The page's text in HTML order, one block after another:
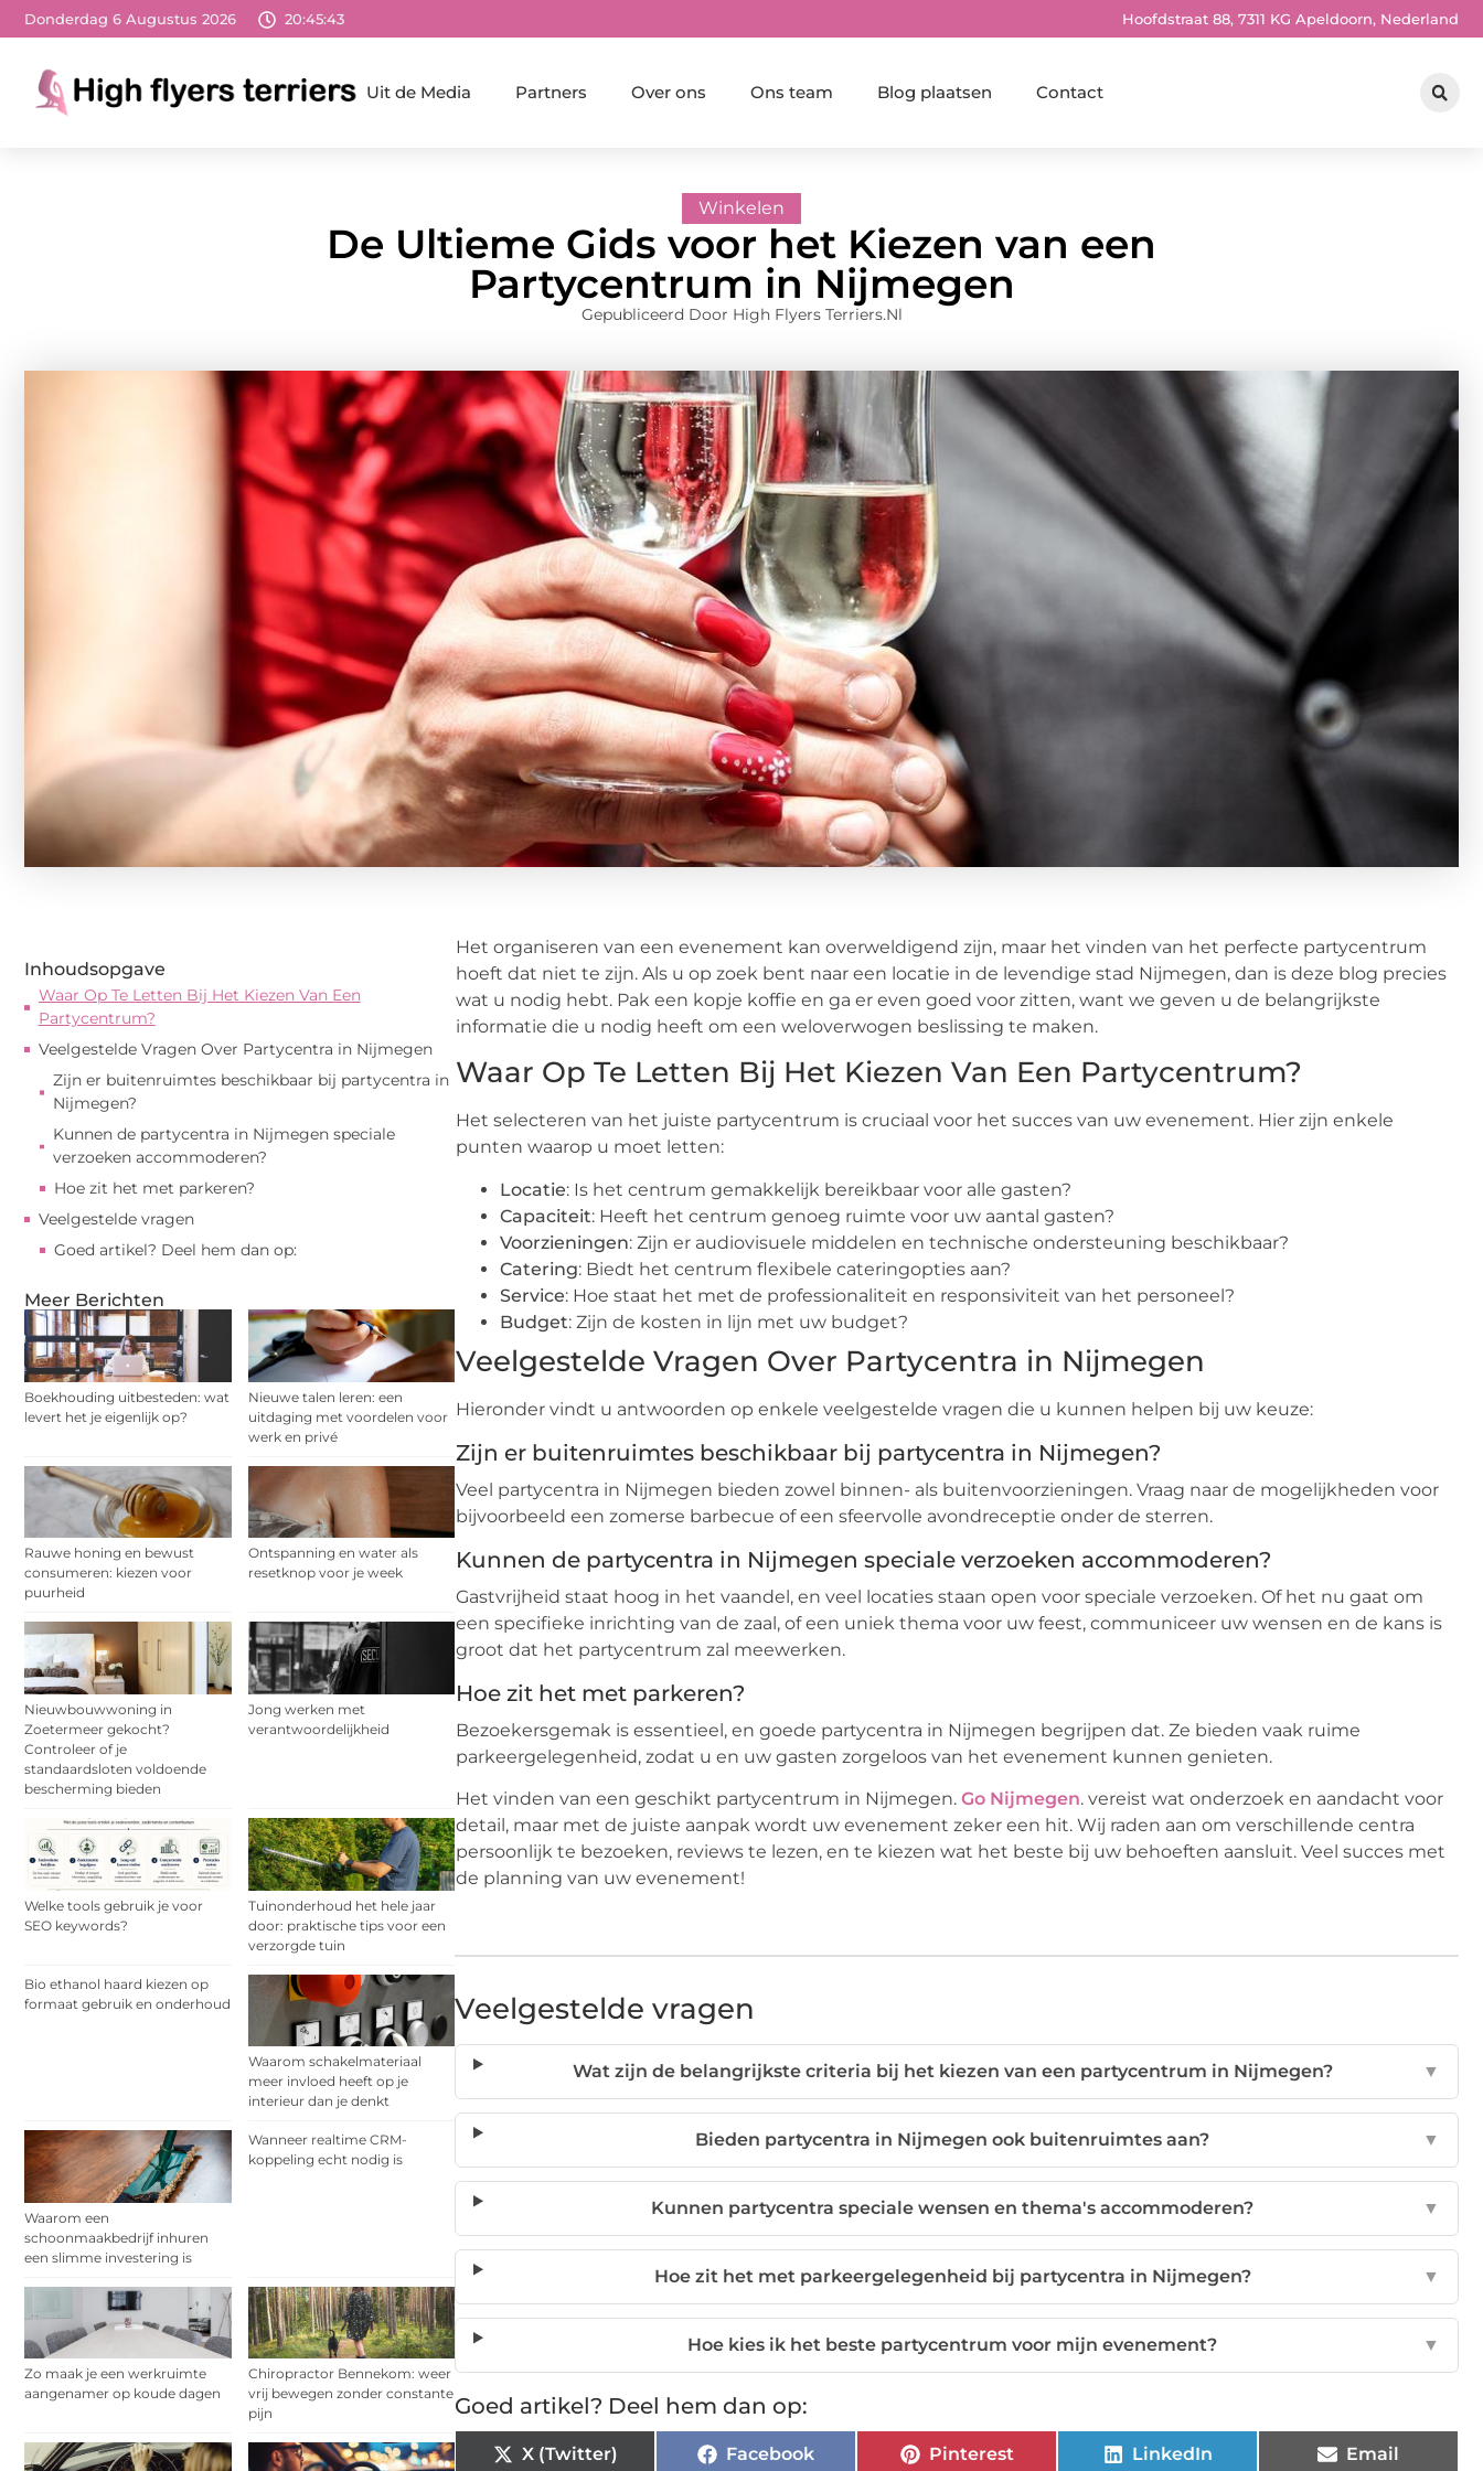
Donderdag 6 Augustus 2026 20:45:45 Hoofdstraat 88, 7311 KG Apeldoorn, Nederland
Uit de Media Partners Over ons Ons team Blog plaatsen Contact
Winkelen
De Ultieme Gids voor het Kiezen van een
Partycentrum in Nijmegen
Gepubliceerd Door High Flyers Terriers.nl
Inhoudsopgave
Waar Op Te Letten Bij Het Kiezen Van Een
Partycentrum?
Veelgestelde Vragen Over Partycentra in Nijmegen
Zijn er buitenruimtes beschikbaar bij partycentra in
Nijmegen?
Kunnen de partycentra in Nijmegen speciale
verzoeken accommoderen?
Hoe zit het met parkeren?
Veelgestelde vragen
Goed artikel? Deel hem dan op:
Meer Berichten
Boekhouding uitbesteden: wat
levert het je eigenlijk op?
Nieuwe talen leren: een
uitdaging met voordelen voor
werk en privé
Rauwe honing en bewust
consumeren: kiezen voor
puurheid
Ontspanning en water als
resetknop voor je week
Nieuwbouwwoning in
Zoetermeer gekocht?
Controleer of je
standaardsloten voldoende
bescherming bieden
Jong werken met
verantwoordelijkheid
Welke tools gebruik je voor
SEO keywords?
Tuinonderhoud het hele jaar
door: praktische tips voor een
verzorgde tuin
Bio ethanol haard kiezen op
formaat gebruik en onderhoud
Waarom schakelmateriaal
meer invloed heeft op je
interieur dan je denkt
Waarom een
schoonmaakbedrijf inhuren
een slimme investering is
Wanneer realtime CRM-
koppeling echt nodig is
Zo maak je een werkruimte
aangenamer op koude dagen
Chiropractor Bennekom: weer
vrij bewegen zonder constante
pijn
Het organiseren van een evenement kan overweldigend zijn, maar het vinden van het perfecte partycentrum
hoeft dat niet te zijn. Als u op zoek bent naar een locatie in de levendige stad Nijmegen, dan is deze blog precies
wat u nodig hebt. Pak een kopje koffie en ga er even goed voor zitten, want we geven u de belangrijkste
informatie die u nodig heeft om een weloverwogen beslissing te maken.
Waar Op Te Letten Bij Het Kiezen Van Een Partycentrum?
Het selecteren van het juiste partycentrum is cruciaal voor het succes van uw evenement. Hier zijn enkele
punten waarop u moet letten:
Locatie: Is het centrum gemakkelijk bereikbaar voor alle gasten?
Capaciteit: Heeft het centrum genoeg ruimte voor uw aantal gasten?
Voorzieningen: Zijn er audiovisuele middelen en technische ondersteuning beschikbaar?
Catering: Biedt het centrum flexibele cateringopties aan?
Service: Hoe staat het met de professionaliteit en responsiviteit van het personeel?
Budget: Zijn de kosten in lijn met uw budget?
Veelgestelde Vragen Over Partycentra in Nijmegen
Hieronder vindt u antwoorden op enkele veelgestelde vragen die u kunnen helpen bij uw keuze:
Zijn er buitenruimtes beschikbaar bij partycentra in Nijmegen?
Veel partycentra in Nijmegen bieden zowel binnen- als buitenvoorzieningen. Vraag naar de mogelijkheden voor
bijvoorbeeld een zomerse barbecue of een sfeervolle avondreceptie onder de sterren.
Kunnen de partycentra in Nijmegen speciale verzoeken accommoderen?
Gastvrijheid staat hoog in het vaandel, en veel locaties staan open voor speciale verzoeken. Of het nu gaat om
een specifieke inrichting van de zaal, of een uniek thema voor uw feest, communiceer uw wensen en de kans is
groot dat het partycentrum zal meewerken.
Hoe zit het met parkeren?
Bezoekersgemak is essentieel, en goede partycentra in Nijmegen begrijpen dat. Ze bieden vaak ruime
parkeergelegenheid, zodat u en uw gasten zorgeloos van het evenement kunnen genieten.
Het vinden van een geschikt partycentrum in Nijmegen. Go Nijmegen. vereist wat onderzoek en aandacht voor
detail, maar met de juiste aanpak wordt uw evenement zeker een hit. Wij raden aan om verschillende centra
persoonlijk te bezoeken, reviews te lezen, en te kiezen wat het beste bij uw behoeften aansluit. Veel succes met
de planning van uw evenement!
Veelgestelde vragen
Wat zijn de belangrijkste criteria bij het kiezen van een partycentrum in Nijmegen? ▼
Bieden partycentra in Nijmegen ook buitenruimtes aan? ▼
Kunnen partycentra speciale wensen en thema's accommoderen? ▼
Hoe zit het met parkeergelegenheid bij partycentra in Nijmegen? ▼
Hoe kies ik het beste partycentrum voor mijn evenement? ▼
Goed artikel? Deel hem dan op:
X (Twitter) Facebook Pinterest LinkedIn Email